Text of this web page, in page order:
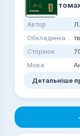
Автор
Обкладинка
Сторінок
Мова
Детальніше